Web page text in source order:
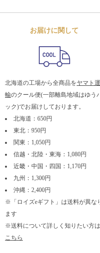
お届けに関して
北海道の工場から全商品をヤマト運
輸のクール便(一部離島地域はゆう
ック)でお届けしております。
北海道：650円
東北：950円
関東：1,050円
信越・北陸・東海：1,080円
近畿・中国・四国：1,170円
九州：1,300円
沖縄：2,400円
※「ロイズeギフト」は送料が異な
ます
※送料について詳しく知りたい方は
こちら